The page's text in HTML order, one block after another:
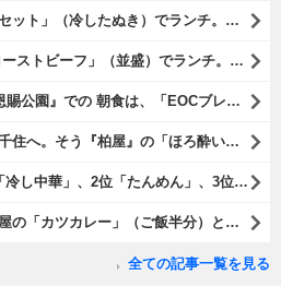
『琴富貴』の「カレーライスセット」（冷したぬき）でランチ。所謂「蕎麦屋のカレー」と『琴富貴』の夏の定番「冷したぬき」である。勿論、これはダブルでうまいのだよ（笑）。（琴富貴：墨田区吾妻橋1）
『松屋 本所吾妻橋店』で「ローストビーフ」（並盛）でランチ。「ローストビーフ」は2つのソースが掛かっている。オリジナルソースとレフォールソースだ。 はたしていかなるものなのかと期待しながら待てば、それは確りとうまかったのだよ（笑）。（松屋 本所吾妻橋店：墨田区吾妻橋三）
『EVERYONES CAFE 上野恩賜公園』での 朝食は、「EOCブレックファーストプレート」とセットで「アイスカフェラテ」をもらい、それから家人が「東京たまごを使ったパンケーキ キャラメルナッツ（2枚）」を頼んでみた。どれもがハイカラにうまいのだよ（笑）。（EVERYONES CAFE 上野恩賜公園：上野公園）
蕎麦を手繰りに夫婦揃って北千住へ。そう『柏屋』の「ほろ酔いセット」で一杯やったのだよ。ここは二駅離れた場所だけど、あたしの『街的』のようにくつろげる処だ。勿論、うまかったのだよ（笑）。（きそば 柏屋：足立区千住）
『山口家本店』で家人と1位「冷し中華」、2位「たんめん」、3位「かき氷」の順番通りのオーダーでランチ。なんの変哲もないものがうまいのは、当たり前だのクラッカーなのだと云爾（笑）。（山口家本店：千束通り商店街：浅草五丁目）
『東嶋屋』世界一うまい蕎麦屋の「カツカレー」（ご飯半分）と「おしんこ盛り合わせ」と「ビ―ル」でランチ。もう、ほんとうまいのだから、みんな食べてみてね、と云爾（笑）。（東嶋屋：竜泉一丁目）
全ての記事一覧を見る